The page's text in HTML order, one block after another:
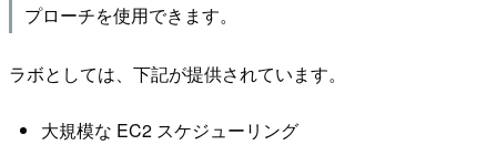
プローチを使用できます。
ラボとしては、下記が提供されています。
大規模な EC2 スケジューリング